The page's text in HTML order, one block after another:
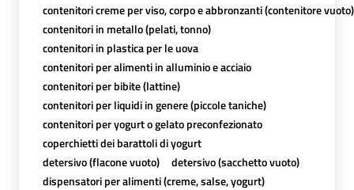
contenitori creme per viso, corpo e abbronzanti (contenitore vuoto)
contenitori in metallo (pelati, tonno)
contenitori in plastica per le uova
contenitori per alimenti in alluminio e acciaio
contenitori per bibite (lattine)
contenitori per liquidi in genere (piccole taniche)
contenitori per yogurt o gelato preconfezionato
coperchietti dei barattoli di yogurt
detersivo (flacone vuoto)
detersivo (sacchetto vuoto)
dispensatori per alimenti (creme, salse, yogurt)